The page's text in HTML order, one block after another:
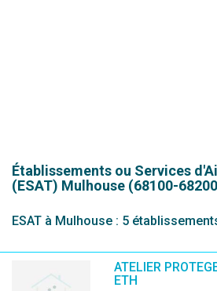
Établissements ou Services
(ESAT) Mulhouse (68100-
ESAT à Mulhouse : 5
ATELIER
ETH